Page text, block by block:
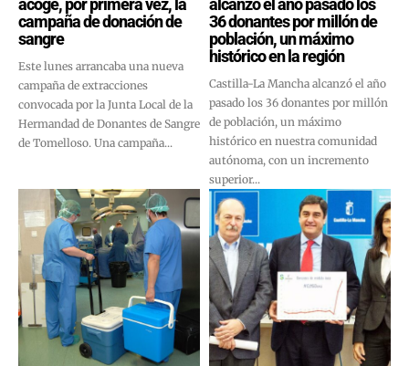
acoge, por primera vez, la
campaña de donación de
sangre
Este lunes arrancaba una nueva
campaña de extracciones
convocada por la Junta Local de la
Hermandad de Donantes de Sangre
de Tomelloso. Una campaña...
alcanzó el año pasado los
36 donantes por millón de
población, un máximo
histórico en la región
Castilla-La Mancha alcanzó el año
pasado los 36 donantes por millón
de población, un máximo
histórico en nuestra comunidad
autónoma, con un incremento
superior...